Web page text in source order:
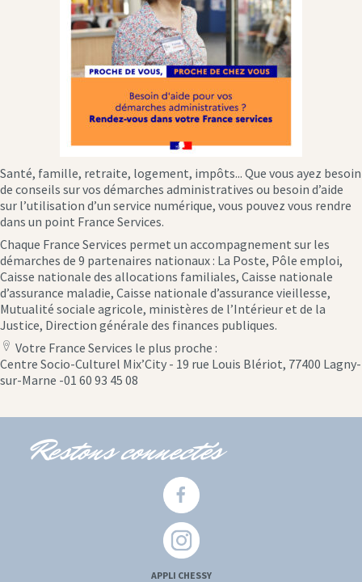
Santé, famille, retraite, logement, impôts... Que vous ayez besoin
de conseils sur vos démarches administratives ou besoin d’aide
sur l’utilisation d’un service numérique, vous pouvez vous rendre
dans un point France Services.
Chaque France Services permet un accompagnement sur les
démarches de 9 partenaires nationaux : La Poste, Pôle emploi,
Caisse nationale des allocations familiales, Caisse nationale
d’assurance maladie, Caisse nationale d’assurance vieillesse,
Mutualité sociale agricole, ministères de l’Intérieur et de la
Justice, Direction générale des finances publiques.
location
icon
Votre France Services le plus proche :
Centre Socio-Culturel Mix’City - 19 rue Louis Blériot, 77400 Lagny-
sur-Marne -01 60 93 45 08
Restons connectés
APPLI CHESSY